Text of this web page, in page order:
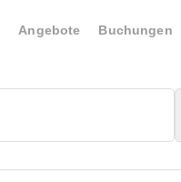
Angebote Buchungen